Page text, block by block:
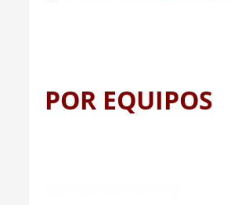
POR EQUIPOS